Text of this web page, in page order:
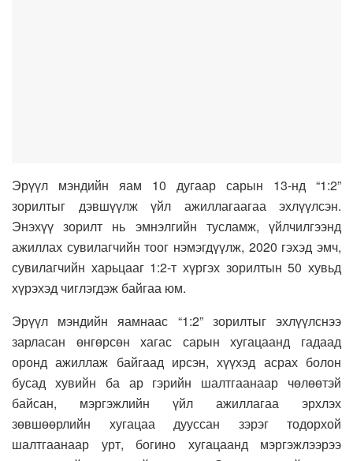
Эрүүл мэндийн яам 10 дугаар сарын 13-нд “1:2”
зорилтыг дэвшүүлж үйл ажиллагаагаа эхлүүлсэн.
Энэхүү зорилт нь эмнэлгийн тусламж, үйлчилгээнд
ажиллах сувилагчийн тоог нэмэгдүүлж, 2020 гэхэд эмч,
сувилагчийн харьцааг 1:2-т хүргэх зорилтын 50 хувьд
хүрэхэд чиглэгдэж байгаа юм.
Эрүүл мэндийн яамнаас “1:2” зорилтыг эхлүүлснээ
зарласан өнгөрсөн хагас сарын хугацаанд гадаад
оронд ажиллаж байгаад ирсэн, хүүхэд асрах болон
бусад хувийн ба ар гэрийн шалтгаанаар чөлөөтэй
байсан, мэргэжлийн үйл ажиллагаа эрхлэх
зөвшөөрлийн хугацаа дууссан зэрэг тодорхой
шалтгаанаар урт, богино хугацаанд мэргэжлээрээ